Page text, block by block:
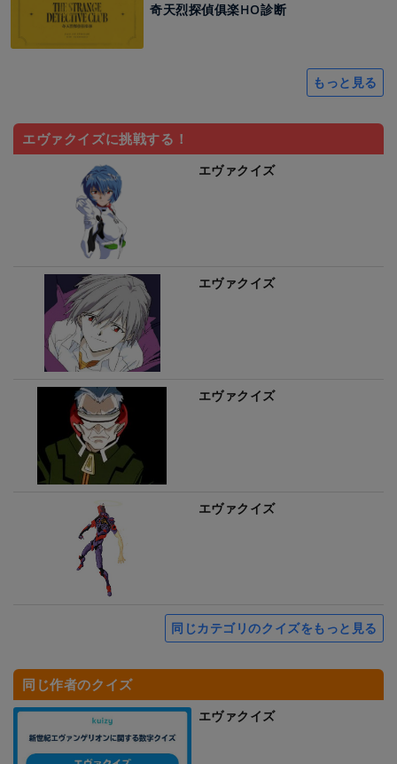
奇天烈探偵俱楽HO診断
もっと見る
エヴァクイズに挑戦する！
エヴァクイズ
エヴァクイズ
エヴァクイズ
エヴァクイズ
同じカテゴリのクイズをもっと見る
同じ作者のクイズ
エヴァクイズ